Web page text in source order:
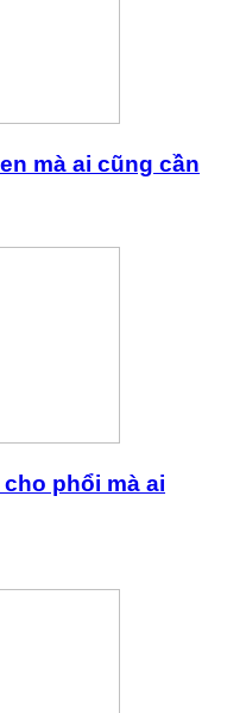
mà ai cũng cần
phổi mà ai